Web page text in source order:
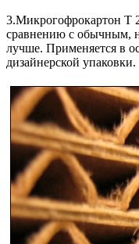
3.Микрогофрокартон Т
сравнению с обычным,
лучше. Применяется в
дизайнерской упаковки.